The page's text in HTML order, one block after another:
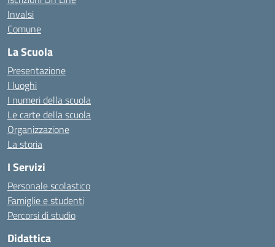
Invalsi
Comune
La Scuola
Presentazione
I luoghi
I numeri della scuola
Le carte della scuola
Organizzazione
La storia
I Servizi
Personale scolastico
Famiglie e studenti
Percorsi di studio
Didattica